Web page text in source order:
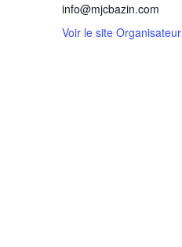
info@mjcbazin.com
Voir le site Organisateur